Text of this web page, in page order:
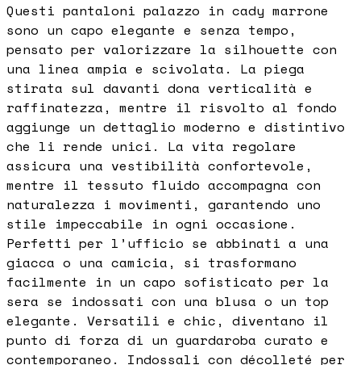
Questi pantaloni palazzo in cady marrone
sono un capo elegante e senza tempo,
pensato per valorizzare la silhouette con
una linea ampia e scivolata. La piega
stirata sul davanti dona verticalità e
raffinatezza, mentre il risvolto al fondo
aggiunge un dettaglio moderno e distintivo
che li rende unici. La vita regolare
assicura una vestibilità confortevole,
mentre il tessuto fluido accompagna con
naturalezza i movimenti, garantendo uno
stile impeccabile in ogni occasione.
Perfetti per l’ufficio se abbinati a una
giacca o una camicia, si trasformano
facilmente in un capo sofisticato per la
sera se indossati con una blusa o un top
elegante. Versatili e chic, diventano il
punto di forza di un guardaroba curato e
contemporaneo. Indossali con décolleté per